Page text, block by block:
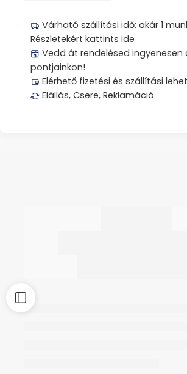
Várható szállítási idő: akár 1
Részletekért kattints ide
Vedd át rendelésed ingyenesen
pontjainkon!
Elérhető fizetési és szállítási
Elállás, Csere, Reklamáció